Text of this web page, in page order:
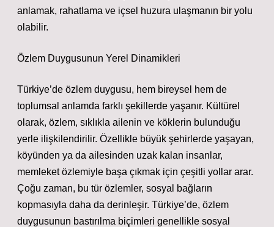
anlamak, rahatlama ve içsel huzura ulaşmanın bir yolu
olabilir.
Özlem Duygusunun Yerel Dinamikleri
Türkiye’de özlem duygusu, hem bireysel hem de
toplumsal anlamda farklı şekillerde yaşanır. Kültürel
olarak, özlem, sıklıkla ailenin ve köklerin bulunduğu
yerle ilişkilendirilir. Özellikle büyük şehirlerde yaşayan,
köyünden ya da ailesinden uzak kalan insanlar,
memleket özlemiyle başa çıkmak için çeşitli yollar arar.
Çoğu zaman, bu tür özlemler, sosyal bağların
kopmasıyla daha da derinleşir. Türkiye’de, özlem
duygusunun bastırılma biçimleri genellikle sosyal